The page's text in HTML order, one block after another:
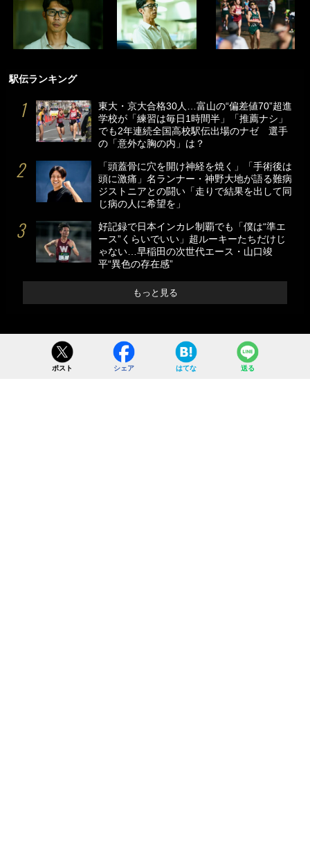
駅伝ランキング
東大・京大合格30人…富山の“偏差値70”超進
学校が「練習は毎日1時間半」「推薦ナシ」
でも2年連続全国高校駅伝出場のナゼ 選手
の「意外な胸の内」は？
「頭蓋骨に穴を開け神経を焼く」「手術後は
頭に激痛」名ランナー・神野大地が語る難病
ジストニアとの闘い「走りで結果を出して同
じ病の人に希望を」
好記録で日本インカレ制覇でも「僕は“準エ
ース”くらいでいい」超ルーキーたちだけじ
ゃない…早稲田の次世代エース・山口竣
平“異色の存在感”
もっと見る
ポスト シェア はてな 送る